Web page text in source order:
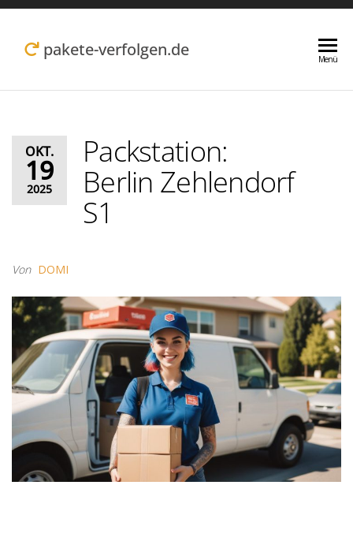
Zum
Inhalt pakete-verfolgen.de Menü
OKT.
19
2025
Packstation:
Berlin Zehlendorf
S1
Von DOMI